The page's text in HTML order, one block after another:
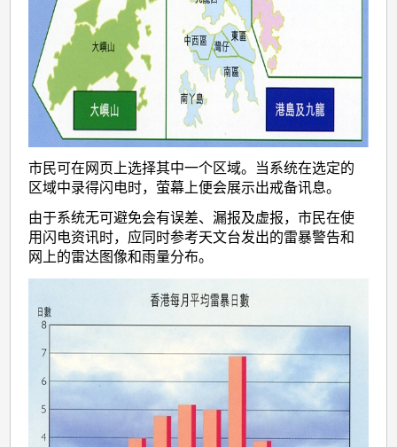
市民可在网页上选择其中一个区域。当系统在选定的
区域中录得闪电时，萤幕上便会展示出戒备讯息。
由于系统无可避免会有误差、漏报及虚报，市民在使
用闪电资讯时，应同时参考天文台发出的雷暴警告和
网上的雷达图像和雨量分布。